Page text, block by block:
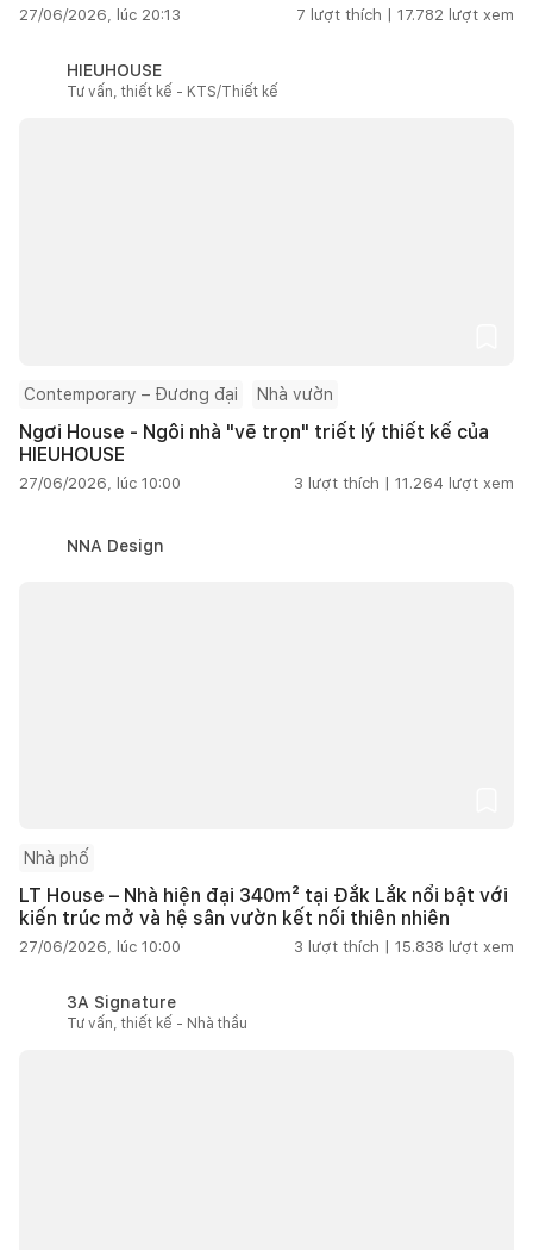
27/06/2026, lúc 20:13 7 lượt thích | 17.782 lượt xem
HIEUHOUSE
Tư vấn, thiết kế - KTS/Thiết kế
Contemporary – Đương đại Nhà vườn
Ngơi House - Ngôi nhà "vẽ trọn" triết lý thiết kế của
HIEUHOUSE
27/06/2026, lúc 10:00 3 lượt thích | 11.264 lượt xem
NNA Design
Nhà phố
LT House – Nhà hiện đại 340m² tại Đắk Lắk nổi bật với
kiến trúc mở và hệ sân vườn kết nối thiên nhiên
27/06/2026, lúc 10:00 3 lượt thích | 15.838 lượt xem
3A Signature
Tư vấn, thiết kế - Nhà thầu